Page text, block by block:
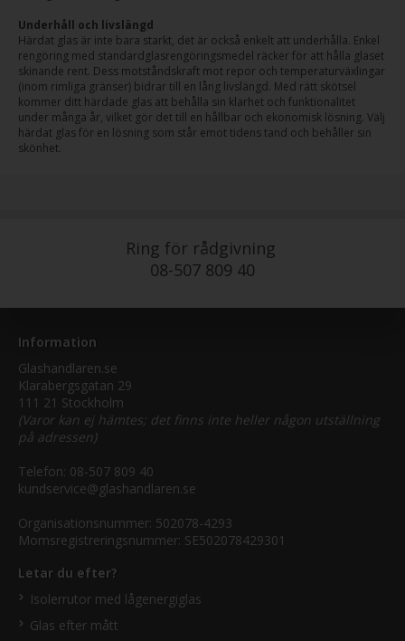
Underhåll och livslängd
Härdat glas är inte bara starkt, det är också enkelt att underhålla. Enkel
rengöring med standardglasrengöringsmedel räcker för att hålla glaset
skinande rent. Dess motståndskraft mot repor och temperaturväxlingar
(inom rimliga gränser) bidrar till en lång livslängd. Med rätt skötsel
kommer ditt härdade glas att behålla sin klarhet och funktionalitet
under många år, vilket gör det till en hållbar och ekonomisk lösning. Välj
härdat glas för en lösning som står emot tidens tand och behåller sin
skönhet.
Ring för rådgivning
08-507 809 40
Information
Glashandlaren.se
Klarabergsgatan 29
111 21 Stockholm
(Varor kan ej hämtes; det finns inte heller någon utställning
på adressen)
Telefon: 08-507 809 40
kundservice@glashandlaren.se
Organisationsnummer: 502078-4293
Momsregistreringsnummer: SE502078429301
Letar du efter?
Isolerrutor med lågenergiglas
Glas efter mått